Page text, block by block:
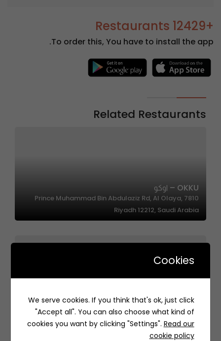
+12429 Restaurants
To order this, You have to install the app.
Related Restaurants
OKKU – اوكو
7810 Prince Muhammad Bin Abdulaziz Rd, Al Olaya,
Riyadh 12212, Saudi Arabia
Baalbek – بعلبك
Cookies
We serve cookies. If you think that's ok, just click
"Accept all". You can also choose what kind of
cookies you want by clicking "Settings". Read our
cookie policy